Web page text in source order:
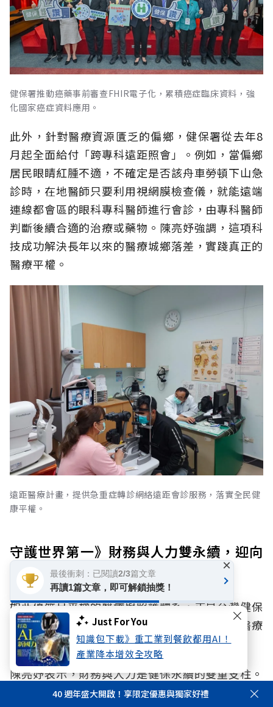
Just For You
知識包下載》重工業到餐飲都用AI！
產業降本增效全攻略
健保署推動癌藥事前審查FHIR電子化，累積癌症臨床資料，強
化國家癌症資料應用。
此外，針對醫療資源匱乏的偏鄉，健保署從去年8
月起全面給付「跨專科遠距照會」。例如，當偏鄉
居民眼睛紅腫不適，不確定是否該舟車勞頓下山急
診時，在地醫師只要利用視網膜檢查儀，就能遠端
連線都會區的眼科專科醫師進行會診，由專科醫師
判斷後續合適的治療或藥物。陳亮妤強調，這項科
技成功解決長年以來的醫療城鄉落差，實踐真正的
醫療平權。
遠距醫療計畫，提供急重症轉診網絡遠距會診服務，落實全民健
康平權。
守護世界第一》財務與人力雙永續，迎向
活力「不老台灣」
如此優質且平權的醫療與照護體系，正是台灣健保
能連續8年蟬聯生活數據庫平台Numbeo全球醫療
保健指數冠軍的關鍵。
陳亮妤表示，財務與人力是健保永續的雙重支柱。
在財務端，除了維持健保安全準備金，未來也將持
40 週年盛大開啟！享限定優惠與獨家好禮
最後衝刺：已閱讀2/3篇文章
再讀1篇文章，即可解鎖抽獎！
×